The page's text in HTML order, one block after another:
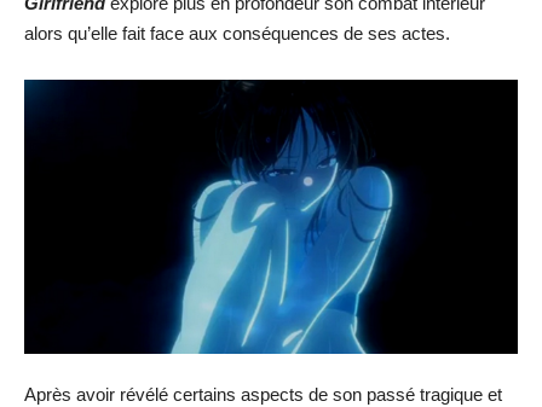
alors qu’elle fait face aux conséquences de ses actes.
Après avoir révélé certains aspects de son passé tragique et